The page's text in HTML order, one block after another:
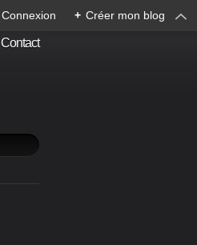
Connexion + Créer mon blog
Contact